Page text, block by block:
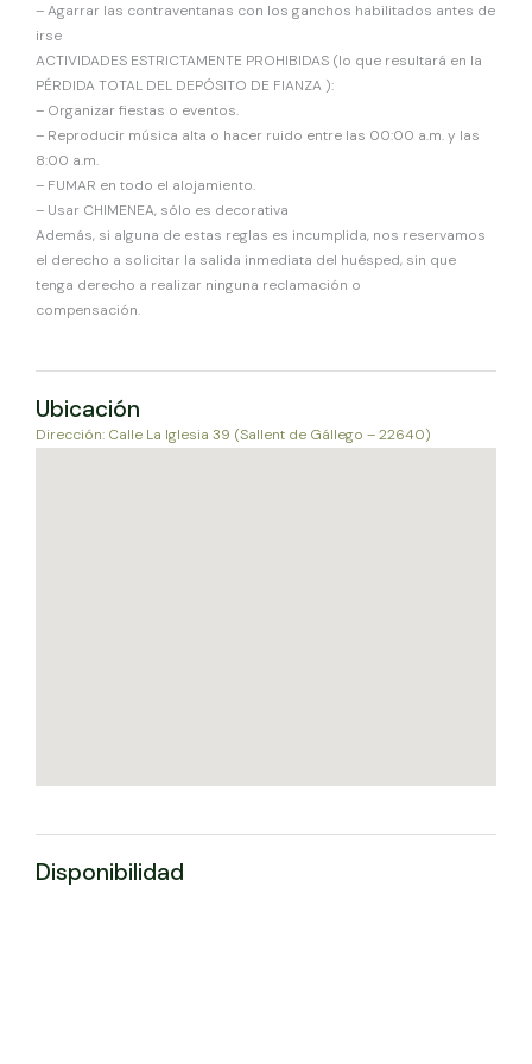
– Agarrar las contraventanas con los ganchos habilitados antes de
irse
ACTIVIDADES ESTRICTAMENTE PROHIBIDAS (lo que resultará en la
PÉRDIDA TOTAL DEL DEPÓSITO DE FIANZA ):
– Organizar fiestas o eventos.
– Reproducir música alta o hacer ruido entre las 00:00 a.m. y las
8:00 a.m.
– FUMAR en todo el alojamiento.
– Usar CHIMENEA, sólo es decorativa
Además, si alguna de estas reglas es incumplida, nos reservamos
el derecho a solicitar la salida inmediata del huésped, sin que
tenga derecho a realizar ninguna reclamación o
compensación.
Ubicación
Dirección: Calle La Iglesia 39 (Sallent de Gállego – 22640)
Disponibilidad